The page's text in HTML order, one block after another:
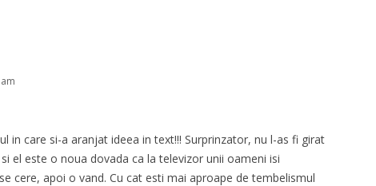
in care si-a aranjat ideea in text!!! Surprinzator, nu l-as fi girat
el este o noua dovada ca la televizor unii oameni isi
cere, apoi o vand. Cu cat esti mai aproape de tembelismul